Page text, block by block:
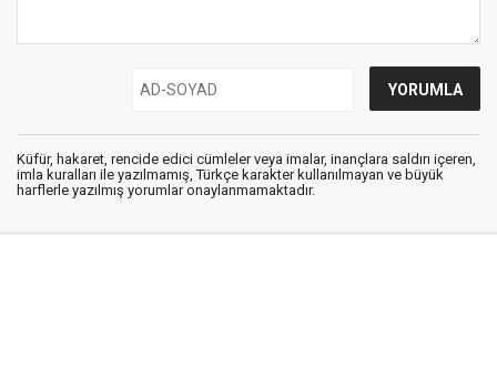
Küfür, hakaret, rencide edici cümleler veya imalar, inançlara saldırı içeren,
imla kuralları ile yazılmamış, Türkçe karakter kullanılmayan ve büyük
harflerle yazılmış yorumlar onaylanmamaktadır.